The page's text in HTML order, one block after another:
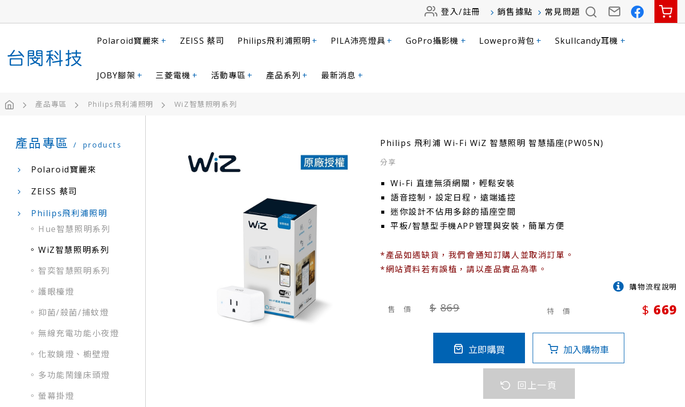
登入/註冊 銷售據點 常見問題
Polaroid寶麗來 + ZEISS 蔡司 Philips飛利浦照明 + PILA沛亮燈具 + GoPro攝影機 + Lowepro背包 + Skullcandy耳機 +
JOBY腳架 + 三菱電機 + 活動專區 + 產品系列 + 最新消息 +
產品專區 Philips飛利浦照明 WiZ智慧照明系列
產品專區 products
Polaroid寶麗來
ZEISS 蔡司
Philips飛利浦照明
Hue智慧照明系列
WiZ智慧照明系列
智奕智慧照明系列
護眼檯燈
抑菌/殺菌/捕蚊燈
無線充電功能小夜燈
化妝鏡燈、櫥壁燈
多功能鬧鐘床頭燈
螢幕掛燈
Philips 飛利浦 Wi-Fi WiZ 智慧照明 智慧插座(PW05N)
Wi-Fi 直連無須網關，輕鬆安裝
語音控制，設定日程，遠端遙控
迷你設計不佔用多餘的插座空間
平板/智慧型手機APP管理與安裝，簡單方便
*產品如遇缺貨，我們會通知訂購人並取消訂單。
*網站資料若有誤植，請以產品實品為準。
購物流程說明
售 價 869 特 價 669
立即購買 加入購物車
回上一頁